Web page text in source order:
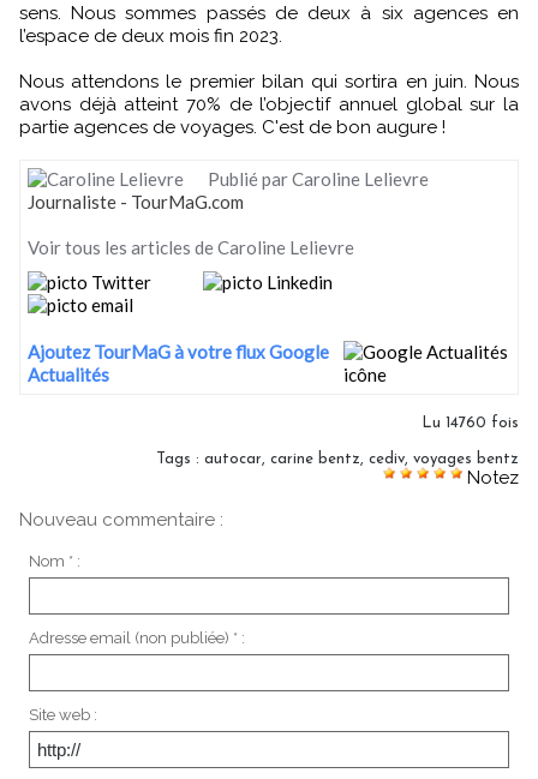
sens. Nous sommes passés de deux à six agences en
l’espace de deux mois fin 2023.
Nous attendons le premier bilan qui sortira en juin. Nous
avons déjà atteint 70% de l’objectif annuel global sur la
partie agences de voyages. C'est de bon augure !
Publié par Caroline Lelievre
Journaliste - TourMaG.com
Voir tous les articles de Caroline Lelievre
Ajoutez TourMaG à votre flux Google
Actualités
Lu 14760 fois
Tags : autocar carine bentz cediv voyages bentz
Notez
Nouveau commentaire :
Nom * :
Adresse email (non publiée) * :
Site web :